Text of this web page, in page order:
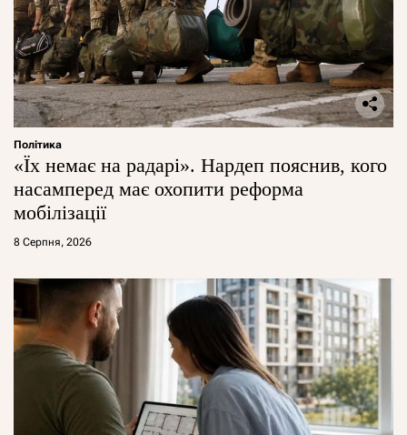
Політика
«Їх немає на радарі». Нардеп пояснив, кого
насамперед має охопити реформа
мобілізації
8 Серпня, 2026